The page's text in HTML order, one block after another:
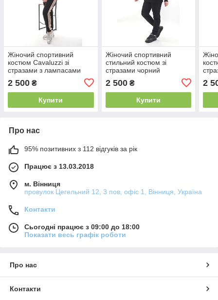
Жіночий спортивний
костюм Cavaluzzi зі
стразами з лампасами
Туреччина) батал 3XL-6XL
чорний з бежевим
2 500 ₴
Купити
Жіночий спортивний
стильний костюм зі
стразами чорний
Туреччина) батал 3XL-
4XL-5XL-6XL
2 500₴
Купити
2
Про нас
95% позитивних з 112 відгуків за рік
Працює з 13.03.2018
м. Вінниця
провулок Цегельний 12, 3 пов, офіс 1, Вінниця, Україна
Контакти
Сьогодні працює з 09:00 до 18:00
Показати весь графік роботи
Про нас
Контакти